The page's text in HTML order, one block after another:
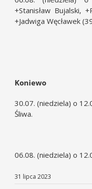
+Stanisław Bujalski,
+Jadwiga Węcławek
Koniewo
30.07. (niedziela) o
Śliwa.
06.08. (niedziela) o
31 lipca 2023